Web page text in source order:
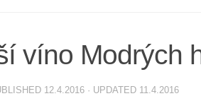
víno Modrých
12.4.2016 · UPDATED 11.4.2016